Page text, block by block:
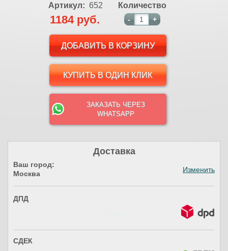
Артикул: 652
1184 руб.
Количество
- +
КУПИТЬ В ОДИН КЛИК
ЗАКАЗАТЬ ЧЕРЕЗ
WHATSAPP
Доставка
Ваш город:
Москва
Изменить
ДПД
СДЕК